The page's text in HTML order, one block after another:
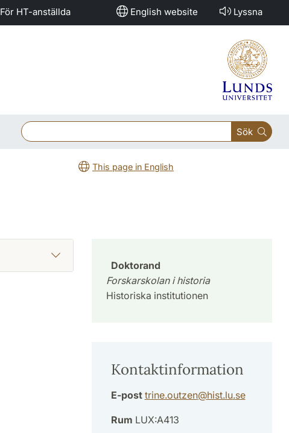
För HT-anställda English website Lyssna
Sök
This page in English
Doktorand
Forskarskolan i historia
Historiska institutionen
Kontaktinformation
E-post trine.outzen@hist.lu.se
Rum LUX:A413